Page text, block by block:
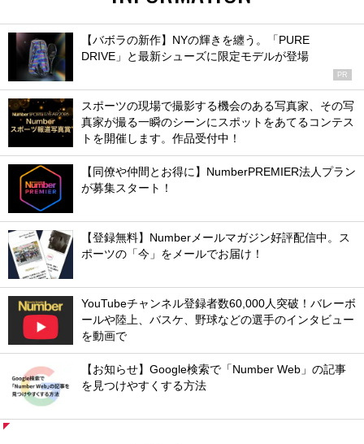
【バボラの新作】NYの輝きを纏う。「PURE
DRIVE」と最新シューズに限定モデルが登場
PR
スポーツの現場で撮影する機会のある写真家、その写
真家が撮る一瞬のシーンにスポットをあてるコンテス
トを開催します。作品受付中！
【同僚や仲間とお得に】NumberPREMIER法人プラン
が募集スタート！
【登録無料】Numberメールマガジン好評配信中。ス
ポーツの「今」をメールでお届け！
YouTubeチャンネル登録者数60,000人突破！バレーボ
ールや陸上、バスケ、野球などの選手のインタビュー
を動画で
【お知らせ】Google検索で「Number Web」の記事
を見つけやすくする方法